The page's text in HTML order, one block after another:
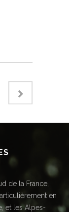
de la France,
en
et les Alpes-